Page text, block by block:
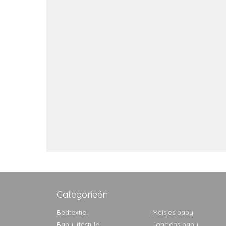
Categorieën
Bedtextiel
Meisjes baby